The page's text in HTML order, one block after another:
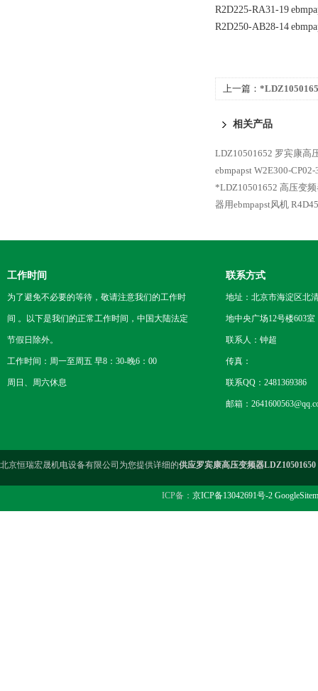
R2D225-RA31-19
R2D250-AB28-14
上一篇：
相关产品
LDZ10501652 罗宾康高
ebmpapst W2E300-
*LDZ10501652 高压变
器用ebmpapst风机
工作时间
为了避免不必要的等待，敬请注意我们的工作时
间 。以下是我们的正常工作时间，中国大陆法定
节假日除外。
工作时间：周一至周五 早8：30-晚6：00
周日、周六休息
联系方式
地址：北京市海淀区北
地中央广场12号楼603室
联系人：钟超
传真：
联系QQ：2481369386
邮箱：
北京恒瑞宏晟机电设备有限公司为您提供详细的供应罗宾康高压变频器
ICP备： 京ICP备13042691号-2